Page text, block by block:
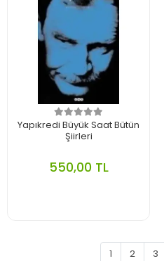
Yapıkredi Büyük Saat Bütün
Şiirleri
550,00 TL
1 2 3